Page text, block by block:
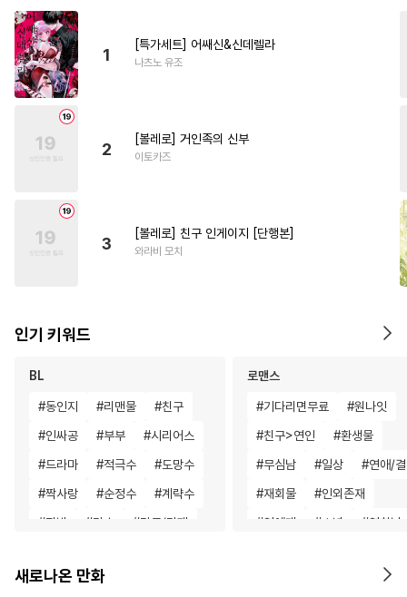
1
[특가세트] 어쌔신&신데렐라
나츠노 유조
2
[볼레로] 거인족의 신부
이토카즈
3
[볼레로] 친구 인게이지 [단행본]
와라비 모치
인기 키워드
BL
#동인지 #리맨물 #친구
#인싸공 #부부 #시리어스
#드라마 #적극수 #도망수
#짝사랑 #순정수 #계략수
#장발 #강수 #감금/강제
#삼각관계
로맨스
#기다리면무료 #원나잇
#친구>연인 #환생물
#무심남 #일상 #연애/
#재회물 #인외존재
#연예계 # 소년 #연하남
능욕
새로나온 만화